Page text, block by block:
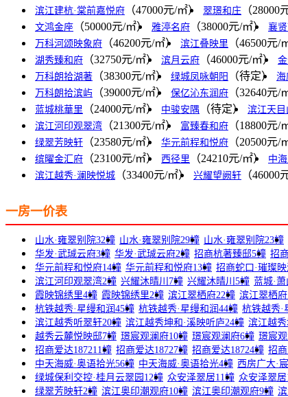
滨江建杭·棠前嘉悦府 （47000元/㎡） 翠璟和庄 （28000
文鸿金座 （50000元/㎡） 雅渟名府 （38000元/㎡） 襄
万科河颂映象府 （46200元/㎡） 滨江叠映里 （46500元/
湖秀臻和府 （32750元/㎡） 滨月云府 （46000元/㎡）
万科朗拾湖著 （38300元/㎡） 绿城凤咏朝阳 （待定） 海
万科朗拾滨屿 （39000元/㎡） 保亿沁东润府 （32640元/
蓝城桃華里 （24000元/㎡） 中骏安隅 （待定） 滨江天
滨江河印观翠湾 （21300元/㎡） 富臻春和府 （18800元/
绿翠芳映轩 （23580元/㎡） 华元前程和悦府 （20500元/
缤曜金汇府 （23100元/㎡） 西径里 （24210元/㎡） 中
滨江越秀·澜映悦城 （33400元/㎡） 兴耀望阙轩 （46000
一房一价表
山水·雍翠别院32幢 山水·雍翠别院29幢 山水·雍翠别院23幢
华发·武珹云府3幢 华发·武珹云府2幢 招商杭著臻邸5幢 招
华元前程和悦府14幢 华元前程和悦府13幢 招商蛇口·璀璨
滨江河印观翠湾2幢 兴耀沐晴川7幢 兴耀沐晴川5幢 蓝城·
霞映锦绣里4幢 霞映锦绣里2幢 滨江翠栖府22幢 滨江翠栖
杭铁越秀·星缦和润45幢 杭铁越秀·星缦和润44幢 杭铁越秀·
滨江越秀听翠轩20幢 滨江越秀坤和·溪映听庐24幢 滨江越秀
越秀云麓悦映邸7幢 璟宸观澜府10幢 璟宸观澜府6幢 璟宸
招商爱达187211幢 招商爱达18727幢 招商爱达18724幢 招
中天海威·奥语拾光56幢 中天海威·奥语拾光4幢 西房广大·
绿城保利交控·桂月云翠园12幢 众安泽翠居11幢 众安泽翠居
绿翠芳映轩2幢 滨江奥印潮观府10幢 滨江奥印潮观府9幢